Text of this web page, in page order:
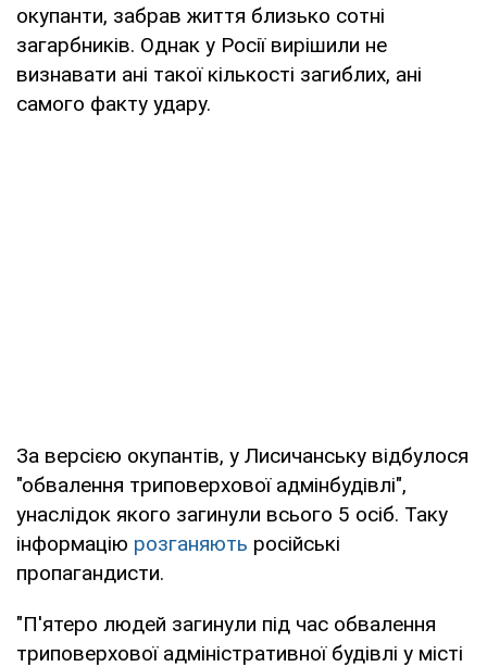
окупанти, забрав життя близько сотні
загарбників. Однак у Росії вирішили не
визнавати ані такої кількості загиблих, ані
самого факту удару.
За версією окупантів, у Лисичанську відбулося
"обвалення триповерхової адмінбудівлі",
унаслідок якого загинули всього 5 осіб. Таку
інформацію розганяють російські
пропагандисти.
"П'ятеро людей загинули під час обвалення
триповерхової адміністративної будівлі у місті